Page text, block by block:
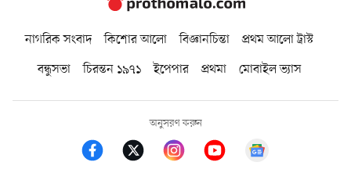
নাগরিক সংবাদ কিশোর আলো বিজ্ঞানচিন্তা
প্রথম আলো ট্রাস্ট
বন্ধুসভা
চিরন্তন ১৯৭১ ইপেপার প্রথমা মোবাইল ভ্যাস
অনুসরণ করুন